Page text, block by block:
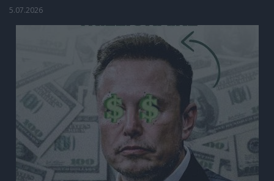
5.07.2026